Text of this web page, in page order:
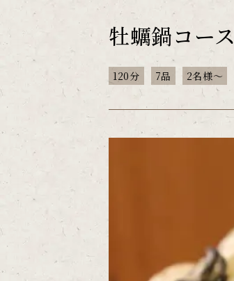
牡蠣鍋コース
120分 7品 2名様～